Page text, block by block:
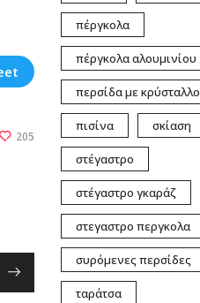
205
πέργκολα
πέργκολα αλουμινίου
περσίδα με κρύσταλλο
πισίνα σκίαση
στέγαστρο
στέγαστρο γκαράζ
στεγαστρο περγκολα
συρόμενες περσίδες
ταράτσα